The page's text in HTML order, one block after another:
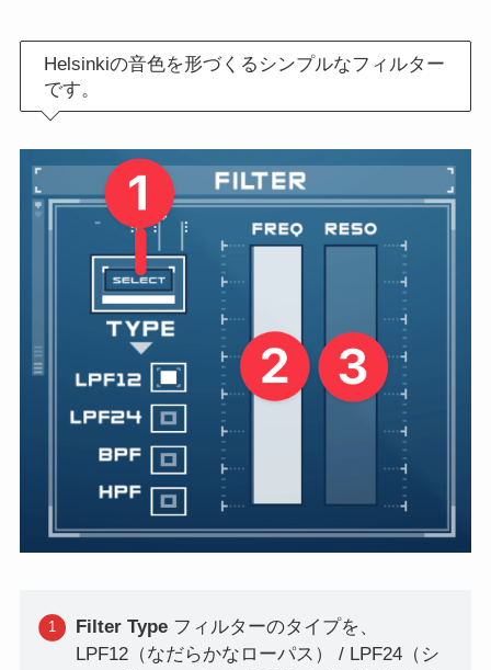
Helsinkiの音色を形づくるシンプルなフィルター
です。
Filter Typeフィルターのタイプを、
LPF12（なだらかなローパス） / LPF24（シ